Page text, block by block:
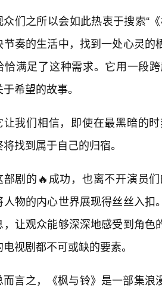
众们之所以会如此热衷于搜索“
节奏的生活中，找到一处心灵
恰满足了这种需求。它用一段
希望的故事。
让我们相信，即使在最黑暗的
找到属于自己的归宿。
部剧的🔥成功，也离不开演员
人物的内心世界展现得丝丝入
，让观众能够深深地感受到角
视剧都不可或缺的要素。
而言之，《枫与铃》是一部集